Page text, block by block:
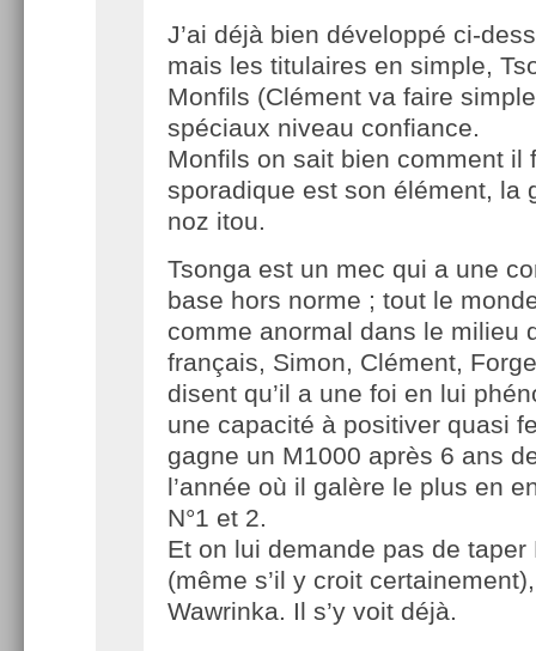
J’ai déjà bien développé ci-
mais les titulaires en simple,
Monfils (Clément va faire
spéciaux niveau confiance.
Monfils on sait bien comment il
sporadique est son élément, la
noz itou.
Tsonga est un mec qui a une
base hors norme ; tout le
comme anormal dans le milieu
français, Simon, Clément,
disent qu’il a une foi en lui
une capacité à positiver quasi
gagne un M1000 après 6 ans
l’année où il galère le plus en
N°1 et 2.
Et on lui demande pas de taper
(même s’il y croit
Wawrinka. Il s’y voit déjà.